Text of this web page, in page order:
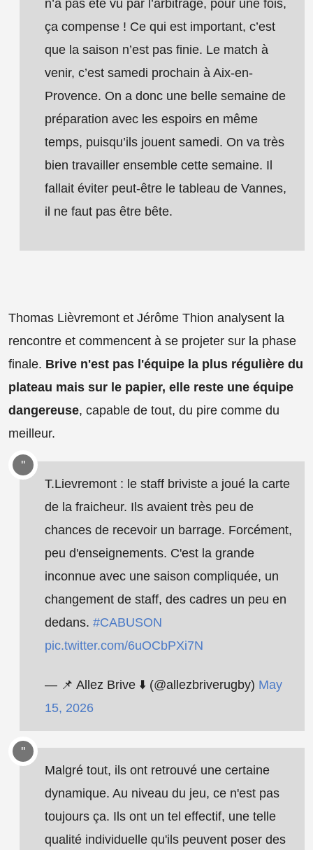
n’a pas été vu par l’arbitrage, pour une fois,
ça compense ! Ce qui est important, c’est
que la saison n’est pas finie. Le match à
venir, c’est samedi prochain à Aix-en-
Provence. On a donc une belle semaine de
préparation avec les espoirs en même
temps, puisqu’ils jouent samedi. On va très
bien travailler ensemble cette semaine. Il
fallait éviter peut-être le tableau de Vannes,
il ne faut pas être bête.
Thomas Lièvremont et Jérôme Thion analysent la
rencontre et commencent à se projeter sur la phase
finale. Brive n'est pas l'équipe la plus régulière du
plateau mais sur le papier, elle reste une équipe
dangereuse, capable de tout, du pire comme du
meilleur.
T.Lievremont : le staff briviste a joué la carte
de la fraicheur. Ils avaient très peu de
chances de recevoir un barrage. Forcément,
peu d'enseignements. C'est la grande
inconnue avec une saison compliquée, un
changement de staff, des cadres un peu en
dedans. #CABUSON
pic.twitter.com/6uOCbPXi7N
— 📌 Allez Brive ⬇️ (@allezbriverugby) May
15, 2026
Malgré tout, ils ont retrouvé une certaine
dynamique. Au niveau du jeu, ce n'est pas
toujours ça. Ils ont un tel effectif, une telle
qualité individuelle qu'ils peuvent poser des